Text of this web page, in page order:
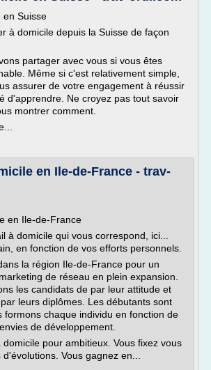
en Suisse
à domicile depuis la Suisse de façon
partager avec vous si vous êtes
Même si c'est relativement simple,
assurer de votre engagement à réussir
d'apprendre. Ne croyez pas tout savoir
montrer comment.
en Ile-de-France - trav-
en Ile-de-France
à domicile qui vous correspond, ici...
en fonction de vos efforts personnels.
la région Ile-de-France pour un
de réseau en plein expansion.
les candidats de par leur attitude et
leurs diplômes. Les débutants sont
formons chaque individu en fonction de
de développement.
pour ambitieux. Vous fixez vous
Vous gagnez en...